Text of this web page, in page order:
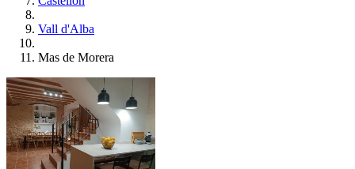
Vall d'Alba
Mas de Morera